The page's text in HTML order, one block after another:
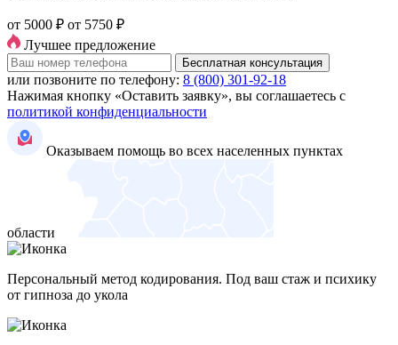
от 5000 ₽ от 5750 ₽
Лучшее предложение
Бесплатная консультация
или позвоните по телефону: 8 (800) 301-92-18
Нажимая кнопку «Оставить заявку», вы соглашаетесь с
политикой конфиденциальности
Оказываем помощь во всех населенных пунктах
области
Персональный метод кодирования. Под ваш стаж и психику
от гипноза до укола